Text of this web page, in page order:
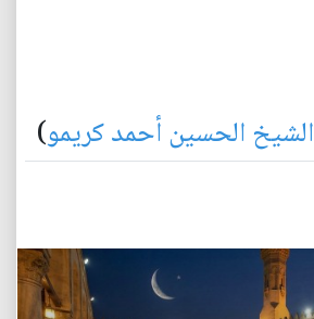
الشيخ الحسين أحمد كريمو)